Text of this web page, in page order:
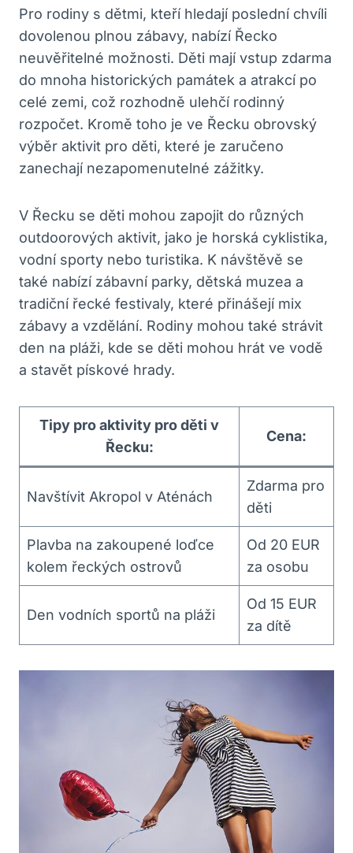
Pro rodiny s dětmi, kteří hledají poslední chvíli
dovolenou plnou zábavy, nabízí Řecko
neuvěřitelné možnosti. Děti mají vstup zdarma
do mnoha historických památek a atrakcí po
celé zemi, což rozhodně ulehčí rodinný
rozpočet. Kromě toho je ve Řecku obrovský
výběr aktivit pro děti, které je zaručeno
zanechají nezapomenutelné zážitky.
V Řecku se děti mohou zapojit do různých
outdoorových aktivit, jako je horská cyklistika,
vodní sporty nebo turistika. K návštěvě se
také nabízí zábavní parky, dětská muzea a
tradiční řecké festivaly, které přinášejí mix
zábavy a vzdělání. Rodiny mohou také strávit
den na pláži, kde se děti mohou hrát ve vodě
a stavět pískové hrady.
Tipy pro aktivity pro děti v
Řecku:
Cena:
Navštívit Akropol v Aténách
Zdarma pro
děti
Plavba na zakoupené loďce
kolem řeckých ostrovů
Od 20 EUR
za osobu
Den vodních sportů na pláži
Od 15 EUR
za dítě